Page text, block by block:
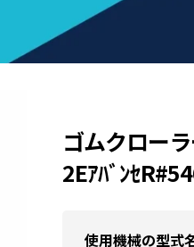
ゴムクロー
2Eｱﾊﾞﾝｾ
使用機械の型式